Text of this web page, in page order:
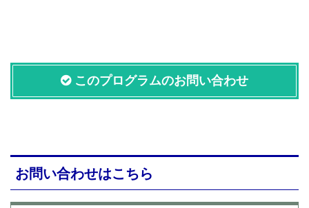
このプログラムのお問い合わせ
お問い合わせはこちら